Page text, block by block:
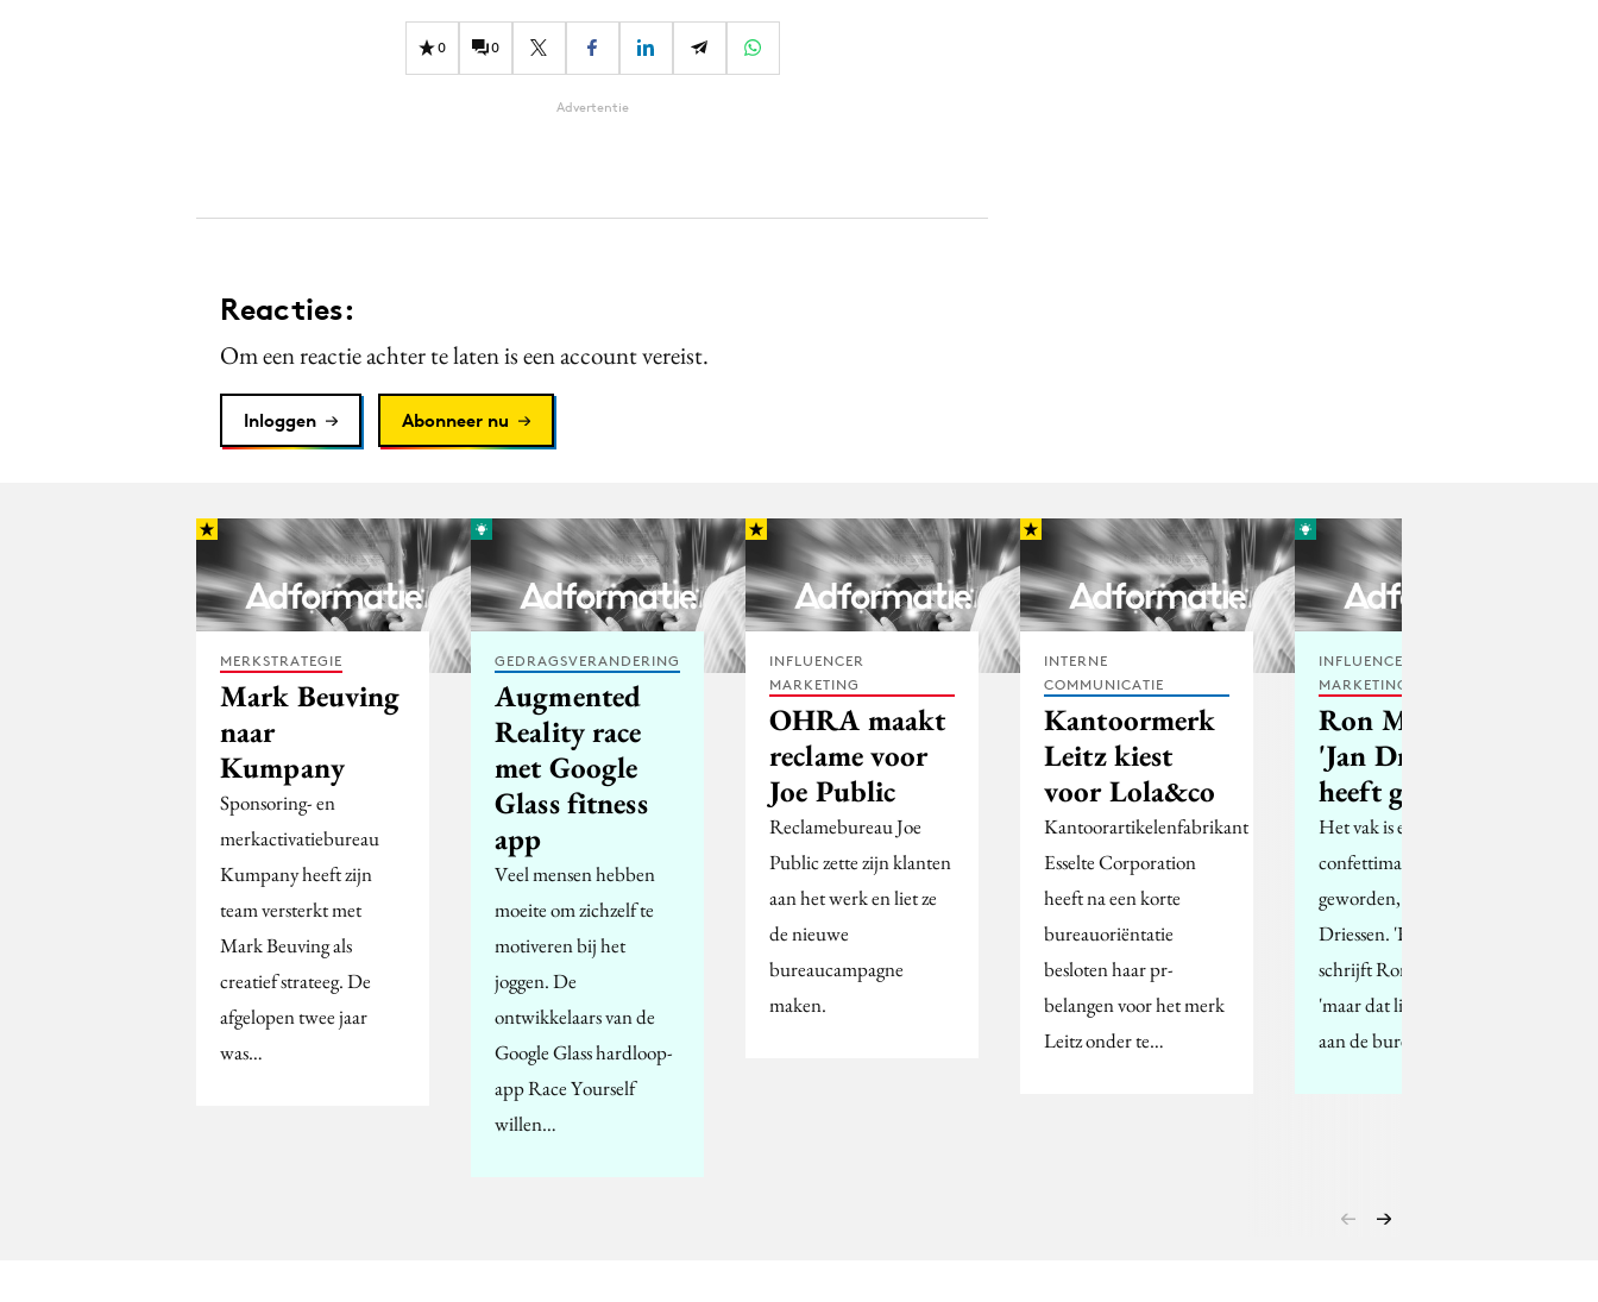
0 0
Advertentie
Reacties:
Om een reactie achter te laten is een account vereist.
Inloggen Abonneer nu
MERKSTRATEGIE
Mark Beuving
naar
Kumpany
Sponsoring- en
merkactivatiebureau
Kumpany heeft zijn
team versterkt met
Mark Beuving als
creatief strateeg. De
afgelopen twee jaar
was…
GEDRAGSVERANDERING
Augmented
Reality race
met Google
Glass fitness
app
Veel mensen hebben
moeite om zichzelf te
motiveren bij het
joggen. De
ontwikkelaars van de
Google Glass hardloop-
app Race Yourself
willen…
INFLUENCER
MARKETING
OHRA maakt
reclame voor
Joe Public
Reclamebureau Joe
Public zette zijn klanten
aan het werk en liet ze
de nieuwe
bureaucampagne
maken.
INTERNE
COMMUNICATIE
Kantoormerk
Leitz kiest
voor Lola&co
Kantoorartikelenfabrikant
Esselte Corporation
heeft na een korte
bureauoriëntatie
besloten haar pr-
belangen voor het merk
Leitz onder te…
INFLUENCER
MARKETING
Ron Meijer:
'Jan Driessen
heeft gelijk'
Het vak is een
confettimachine
geworden, stelt Jan
Driessen. 'Klopt,'
schrijft Ron Meijer,
'maar dat ligt niet alleen
aan de bureaus.'